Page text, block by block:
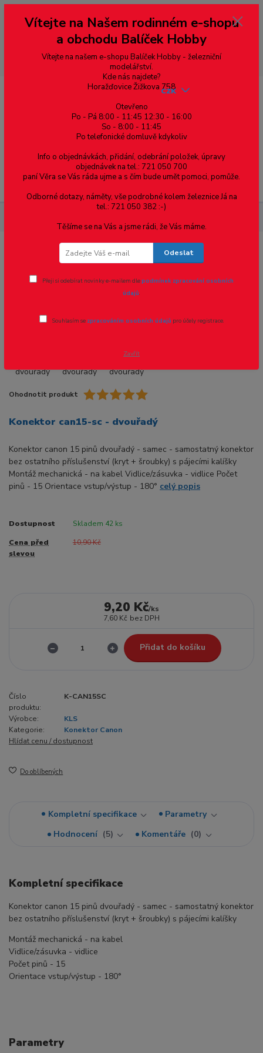
--- pro zákazníky ze Slovenska a jiných zemí, pokud chcete platit v eurech
přepněte si e-shop na euro 💶 pro přepočet měny - pravý horní roh ---
dobírky – pokud si z nějakého důvodu zásilku nevyzvednete, bude po
domluvě zaslána znovu s opětovnou platbou za poštovné, v opačném
případě bude zrušena a účet přidán na blacklist a rušeny následující
objednávky.
Menu
CZK
Konektor can15-sc - dvouřadý
Ohodnotit produkt
Konektor can15-sc - dvouřadý
Konektor canon 15 pinů dvouřadý - samec - samostatný konektor
bez ostatního příslušenství (kryt + šroubky) s pájecími kalíšky
Montáž mechanická - na kabel Vidlice/zásuvka - vidlice Počet
pinů - 15 Orientace vstup/výstup - 180° celý popis
Dostupnost Skladem 42 ks
Cena před
slevou
10,90 Kč
9,20 Kč/ks
7,60 Kč bez DPH
Přidat do košíku
Číslo
produktu:
K-CAN15SC
Výrobce:
KLS
Kategorie:
Konektor Canon
Hlídat cenu / dostupnost
Do oblíbených
Kompletní specifikace
Parametry
Hodnocení
5 Komentáře 0
Kompletní specifikace
Konektor canon 15 pinů dvouřadý - samec - samostatný konektor
bez ostatního příslušenství (kryt + šroubky) s pájecími kalíšky
Montáž mechanická - na kabel
Vidlice/zásuvka - vidlice
Počet pinů - 15
Orientace vstup/výstup - 180°
Parametry
Vítejte na Našem rodinném e-shopu
a obchodu Balíček Hobby
Vítejte na našem e-shopu Balíček Hobby - železniční
modelářství.
Kde nás najdete?
Horažďovice Žižkova 758
Otevřeno
Po - Pá 8:00 - 11:45 12:30 - 16:00
So - 8:00 - 11:45
Po telefonické domluvě kdykoliv
Info o objednávkách, přidání, odebrání položek, úpravy
objednávek na tel.: 721 050 700
paní Věra se Vás ráda ujme a s čím bude umět pomoci, pomůže.
Odborné dotazy, náměty, vše podrobné kolem železnice Já na
tel.: 721 050 382 :-)
Těšíme se na Vás a jsme rádi, že Vás máme.
Odeslat
Přeji si odebírat novinky e-mailem dlepodmínek zpracování osobních
údajů.
Souhlasím se zpracováním osobních údajů pro účely registrace.
Zavřít